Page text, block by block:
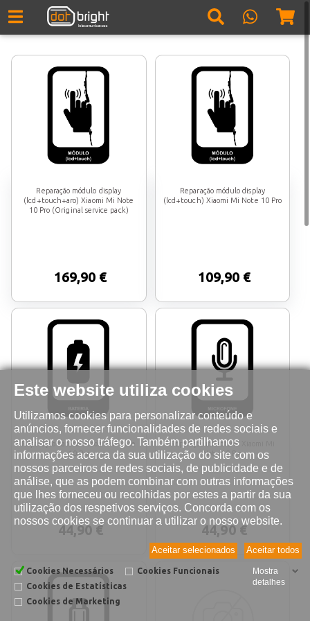
Este website utiliza cookies
Utilizamos cookies para personalizar conteúdo e
anúncios, fornecer funcionalidades de redes sociais e
analisar o nosso tráfego. Também partilhamos
informações acerca da sua utilização do site com os
nossos parceiros de redes sociais, de publicidade e de
análise, que as podem combinar com outras informações
que lhes forneceu ou recolhidas por estes a partir da sua
utilização dos respetivos serviços. Concorda com os
nossos cookies se continuar a utilizar o nosso website.
Aceitar todos
Aceitar selecionados
Cookies Necessários
Cookies Funcionais
Cookies de Estatísticas
Cookies de Marketing
Mostra
detalhes
Reparação módulo display
(lcd+touch+aro) Xiaomi Mi Note
10 Pro (Original service pack)
169,90 €
Reparação módulo display
(lcd+touch) Xiaomi Mi Note 10 Pro
109,90 €
Reparação bateria Xiaomi Mi Note
10 Pro
44,90 €
Reparação microfone Xiaomi Mi
Note 10 Pro
44,90 €